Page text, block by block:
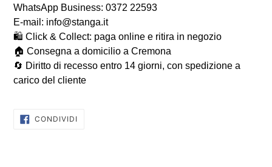
WhatsApp Business: 0372 22593
E-mail: info@stanga.it
🛍️ Click & Collect: paga online e ritira in negozio
🏠 Consegna a domicilio a Cremona
🔄 Diritto di recesso entro 14 giorni, con spedizione a
carico del cliente
CONDIVIDI